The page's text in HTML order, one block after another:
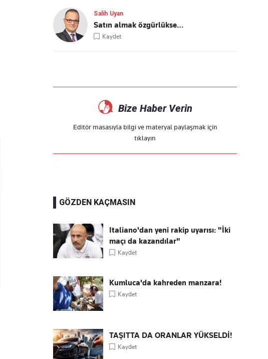
Salih Uyan
Satın almak özgürlükse…
Kaydet
Bize Haber Verin
Editör masasıyla bilgi ve materyal paylaşmak için
tıklayın
GÖZDEN KAÇMASIN
Italiano'dan yeni rakip uyarısı: "İki
maçı da kazandılar"
Kaydet
Kumluca'da kahreden manzara!
Kaydet
TAŞITTA DA ORANLAR YÜKSELDİ!
Kaydet